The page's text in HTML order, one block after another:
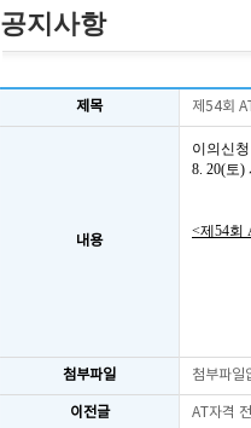
공지사항
제목 제54회
내용
이의신
8. 20(토)
<제54회
첨부파일 첨부파일
이전글 AT자격